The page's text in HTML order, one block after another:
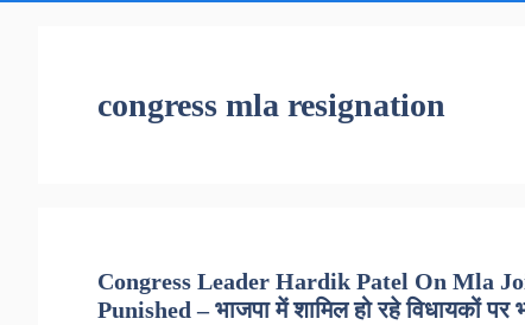
congress mla resignation
Congress Leader Hardik Patel On Mla
Punished – भाजपा में शामिल हो रहे विधायकों पर